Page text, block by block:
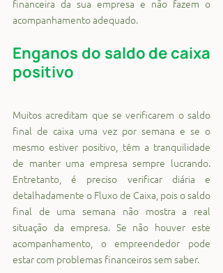
financeira da sua empresa e não fazem o
acompanhamento adequado.
Enganos do saldo de caixa
positivo
Muitos acreditam que se verificarem o saldo
final de caixa uma vez por semana e se o
mesmo estiver positivo, têm a tranquilidade
de manter uma empresa sempre lucrando.
Entretanto, é preciso verificar diária e
detalhadamente o Fluxo de Caixa, pois o saldo
final de uma semana não mostra a real
situação da empresa. Se não houver este
acompanhamento, o empreendedor pode
estar com problemas financeiros sem saber.